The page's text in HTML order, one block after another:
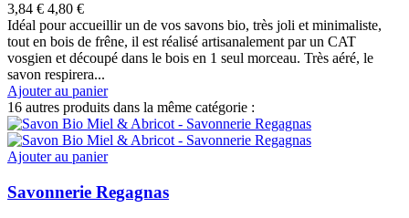
3,84 € 4,80 €
Idéal pour accueillir un de vos savons bio, très joli et minimaliste,
tout en bois de frêne, il est réalisé artisanalement par un CAT
vosgien et découpé dans le bois en 1 seul morceau. Très aéré, le
savon respirera...
Ajouter au panier
16 autres produits dans la même catégorie :
Ajouter au panier
Savonnerie Regagnas